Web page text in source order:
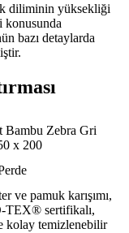
diliminin yüksekliği
konusunda
bazı detaylarda
Bambu Zebra Gri
x 200
ve pamuk karışımı,
TEX® sertifikalı,
kolay temizlenebilir